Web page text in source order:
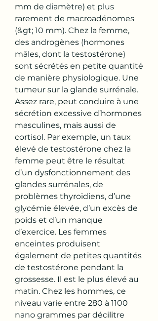
mm de diamètre) et plus
rarement de macroadénomes
(&gt; 10 mm). Chez la femme,
des androgènes (hormones
mâles, dont la testostérone)
sont sécrétés en petite quantité
de manière physiologique. Une
tumeur sur la glande surrénale.
Assez rare, peut conduire à une
sécrétion excessive d’hormones
masculines, mais aussi de
cortisol. Par exemple, un taux
élevé de testostérone chez la
femme peut être le résultat
d’un dysfonctionnement des
glandes surrénales, de
problèmes thyroïdiens, d’une
glycémie élevée, d’un excès de
poids et d’un manque
d’exercice. Les femmes
enceintes produisent
également de petites quantités
de testostérone pendant la
grossesse. Il est le plus élevé au
matin. Chez les hommes, ce
niveau varie entre 280 à 1100
nano grammes par décilitre